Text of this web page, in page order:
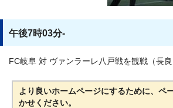
午後7時03分-
FC岐阜 対 ヴァンラーレ八戸戦を観戦（長良
より良いホームページにするために、ペ
かせください。